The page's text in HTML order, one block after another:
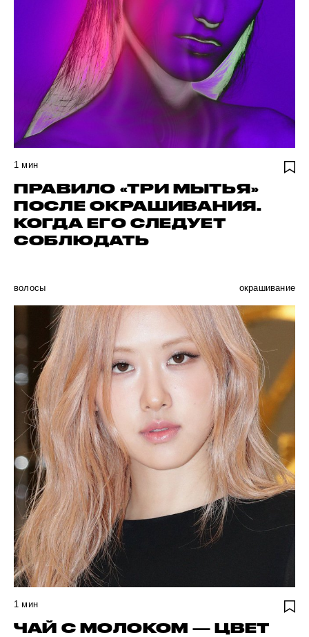
1 мин
ПРАВИЛО «ТРИ МЫТЬЯ»
ПОСЛЕ ОКРАШИВАНИЯ.
КОГДА ЕГО СЛЕДУЕТ
СОБЛЮДАТЬ
волосы окрашивание
1 мин
ЧАЙ С МОЛОКОМ — ЦВЕТ